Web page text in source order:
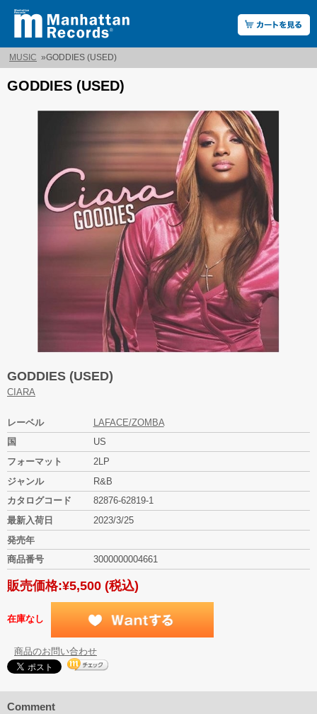
MUSIC »GODDIES (USED)
GODDIES (USED)
GODDIES (USED)
CIARA
レーベル
LAFACE/ZOMBA
国
US
フォーマット
2LP
ジャンル
R&B
カタログコード
82876-62819-1
最新入荷日
2023/3/25
発売年
商品番号
3000000004661
販売価格:¥5,500 (税込)
在庫なし
商品のお問い合わせ
Comment